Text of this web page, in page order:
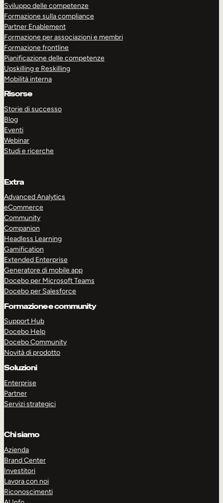
ESPLORA
Sviluppo delle competenze
Formazione sulla compliance
Partner Enablement
Formazione per associazioni e membri
Formazione frontline
Pianificazione delle competenze
Upskilling e Reskilling
Mobilità interna
Risorse
Storie di successo
Blog
Eventi
Webinar
Studi e ricerche
Extra
Advanced Analytics
eCommerce
Community
Companion
Headless Learning
Gamification
Extended Enterprise
Generatore di mobile app
Docebo per Microsoft Teams
Docebo per Salesforce
Formazione e community
Support Hub
Docebo Help
Docebo Community
Novità di prodotto
Soluzioni
Enterprise
Partner
Servizi strategici
Chi siamo
Azienda
Brand Center
Investitori
Lavora con noi
Riconoscimenti